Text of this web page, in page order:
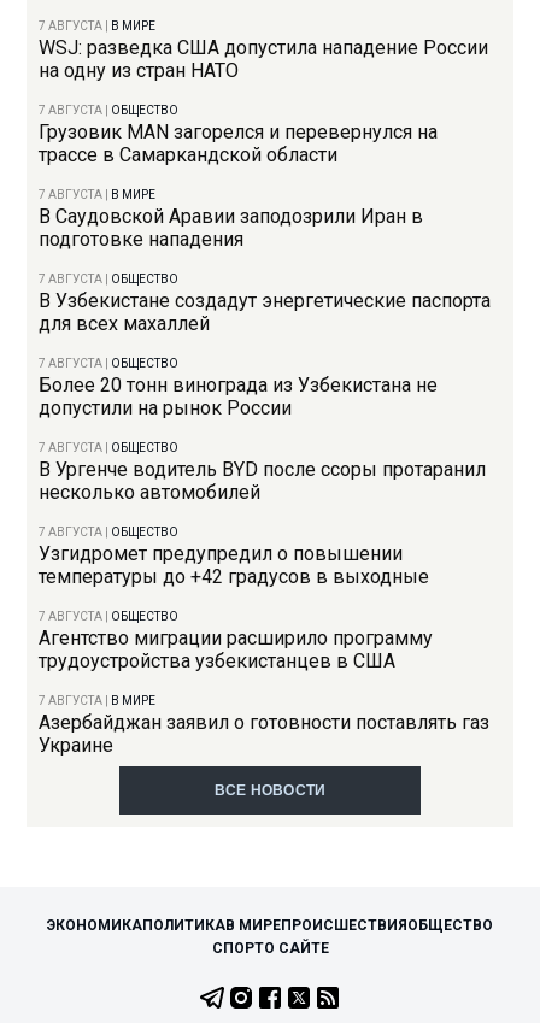
7 АВГУСТА В МИРЕ
WSJ: разведка США допустила нападение России
на одну из стран НАТО
7 АВГУСТА ОБЩЕСТВО
Грузовик MAN загорелся и перевернулся на
трассе в Самаркандской области
7 АВГУСТА В МИРЕ
В Саудовской Аравии заподозрили Иран в
подготовке нападения
7 АВГУСТА ОБЩЕСТВО
В Узбекистане создадут энергетические паспорта
для всех махаллей
7 АВГУСТА ОБЩЕСТВО
Более 20 тонн винограда из Узбекистана не
допустили на рынок России
7 АВГУСТА ОБЩЕСТВО
В Ургенче водитель BYD после ссоры протаранил
несколько автомобилей
7 АВГУСТА ОБЩЕСТВО
Узгидромет предупредил о повышении
температуры до +42 градусов в выходные
7 АВГУСТА ОБЩЕСТВО
Агентство миграции расширило программу
трудоустройства узбекистанцев в США
7 АВГУСТА В МИРЕ
Азербайджан заявил о готовности поставлять газ
Украине
ВСЕ НОВОСТИ
ЭКОНОМИКАПОЛИТИКАВ МИРЕПРОИСШЕСТВИЯ ОБЩЕСТВО
СПОРТО САЙТЕ